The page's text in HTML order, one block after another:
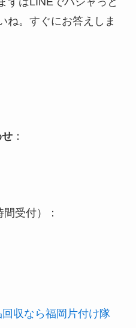
ね。すぐにお答えしま
：
受付）：
収なら福岡片付け隊